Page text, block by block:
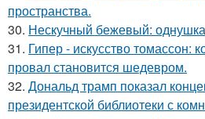
пространства.
30. Нескучный бежевый:
31. Гипер - искусство томассон:
провал становится шедевром.
32. Дональд трамп показал
президентской библиотеки с